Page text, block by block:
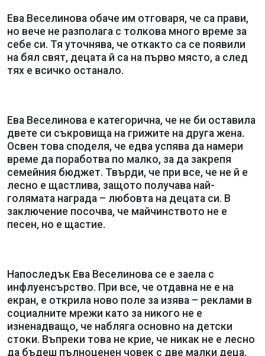
Ева Веселинова обаче им отговаря, че са прави,
но вече не разполага с толкова много време за
себе си. Тя уточнява, че откакто са се появили
на бял свят, децата й са на първо място, а след
тях е всичко останало.
Ева Веселинова е категорична, че не би оставила
двете си съкровища на грижите на друга жена.
Освен това споделя, че едва успява да намери
време да поработва по малко, за да закрепя
семейния бюджет. Твърди, че при все, че не й е
лесно е щастлива, защото получава най-
голямата награда – любовта на децата си. В
заключение посочва, че майчинството не е
песен, но е щастие.
Напоследък Ева Веселинова се е заела с
инфлуенсърство. При все, че отдавна не е на
екран, е открила ново поле за изява – реклами в
социалните мрежи като за никого не е
изненадващо, че набляга основно на детски
стоки. Въпреки това не крие, че никак не е лесно
да бъдеш пълноценен човек с две малки деца.